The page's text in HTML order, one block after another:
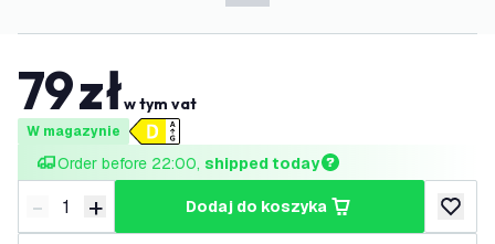
79złw tym vat
W magazynie
Order before 22:00, shipped today
Zmniejsz ilość
- Zwiększ ilość
+ dodaj do koszyka
dodaj